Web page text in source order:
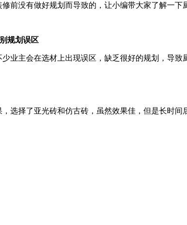
前没有做好规划而导致的，让小编带大家了解一下
规划误区
业主会在选材上出现误区，缺乏很好的规划，导致
选择了亚光砖和仿古砖，虽然效果佳，但是长时间